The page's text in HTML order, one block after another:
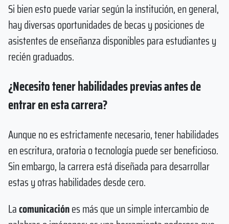
Si bien esto puede variar según la institución, en general,
hay diversas oportunidades de becas y posiciones de
asistentes de enseñanza disponibles para estudiantes y
recién graduados.
¿Necesito tener habilidades previas antes de
entrar en esta carrera?
Aunque no es estrictamente necesario, tener habilidades
en escritura, oratoria o tecnología puede ser beneficioso.
Sin embargo, la carrera está diseñada para desarrollar
estas y otras habilidades desde cero.
Lacomunicaciónes más que un simple intercambio de